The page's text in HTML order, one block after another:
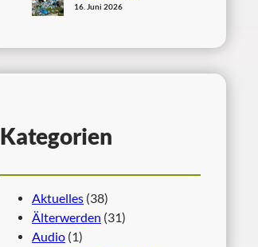
16. Juni 2026
Kategorien
Aktuelles (38)
Älterwerden (31)
Audio (1)